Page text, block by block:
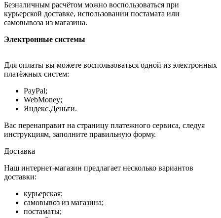
Безналичным расчётом можно воспользоваться при
курьерской доставке, использовании постамата или
самовывоза из магазина.
Электронные системы
Для оплаты вы можете воспользоваться одной из электронных
платёжных систем:
PayPal;
WebMoney;
Яндекс.Деньги.
Вас перенаправит на страницу платежного сервиса, следуя
инструкциям, заполните правильную форму.
Доставка
Наш интернет-магазин предлагает несколько вариантов
доставки:
курьерская;
самовывоз из магазина;
постаматы;